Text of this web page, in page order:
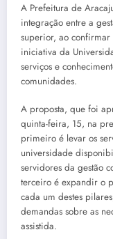
A Prefeitura de
integração entre a
superior, ao
iniciativa da
serviços e
comunidades.
A proposta, que foi
quinta-feira, 15, na
primeiro é levar os
universidade
servidores da gestão
terceiro é expandir o
cada um destes
demandas sobre as
assistida.